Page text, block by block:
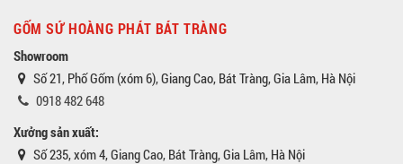
GỐM SỨ HOÀNG PHÁT BÁT TRÀNG
Showroom
Số 21, Phố Gốm (xóm 6), Giang Cao, Bát Tràng, Gia Lâm, Hà Nội
0918 482 648
Xưởng sản xuất:
Số 235, xóm 4, Giang Cao, Bát Tràng, Gia Lâm, Hà Nội